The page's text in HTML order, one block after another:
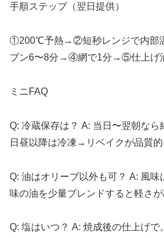
手順ステップ（翌日提供）
①200℃予熱→②短秒レンジで内部
ブン6〜8分→④網で1分→⑤仕上げ
ミニFAQ
Q: 冷蔵保存は？ A: 当日〜翌朝なら
日昼以降は冷凍→リベイクが品質的
Q: 油はオリーブ以外も可？ A: 風
味の油を少量ブレンドすると軽さが
Q: 塩はいつ？ A: 焼成後の仕上げで